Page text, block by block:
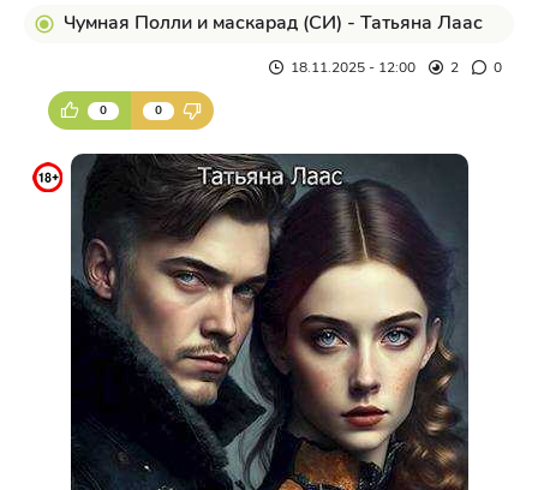
Чумная Полли и маскарад (СИ) - Татьяна Лаас
18.11.2025 - 12:00 2 0
0 0